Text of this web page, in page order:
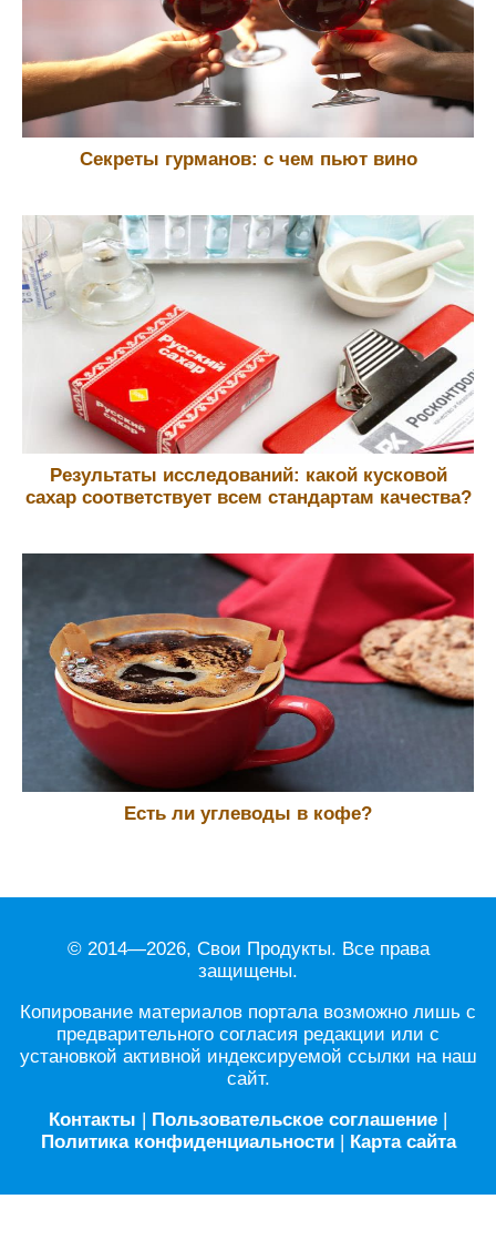
Секреты гурманов: с чем пьют вино
Результаты исследований: какой кусковой
сахар соответствует всем стандартам качества?
Есть ли углеводы в кофе?
© 2014—2026, Свои Продукты. Все права
защищены.
Копирование материалов портала возможно лишь с
предварительного согласия редакции или с
установкой активной индексируемой ссылки на наш
сайт.
Контакты | Пользовательское соглашение |
Политика конфиденциальности| Карта сайта